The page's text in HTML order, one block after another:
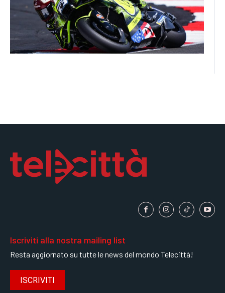
Iscriviti alla nostra mailing list
Resta aggiornato su tutte le news del mondo Telecittà!
ISCRIVITI